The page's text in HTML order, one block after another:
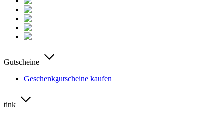
Gutscheine
Geschenkgutscheine kaufen
tink